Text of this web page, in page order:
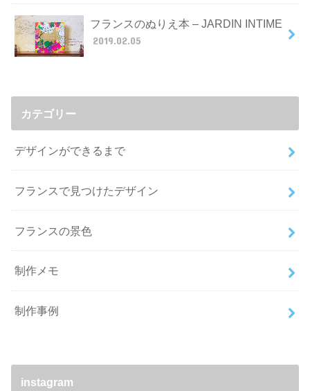
フランスのぬりえ本 – JARDIN INTIME
2019.02.05
カテゴリー
デザインができるまで
フランスで見つけたデザイン
フランスの景色
制作メモ
制作事例
instagram